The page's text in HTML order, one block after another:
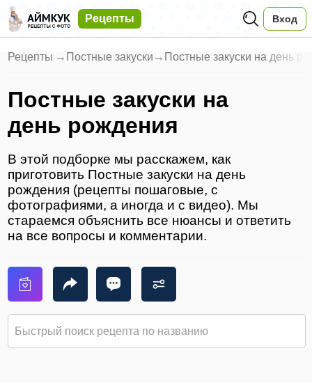
Рецепты Вход
Рецепты → Постные закуски → Постные закуски на день
Постные закуски на
день рождения
В этой подборке мы расскажем, как
приготовить Постные закуски на день
рождения (рецепты пошаговые, с
фотографиями, а иногда и с видео). Мы
стараемся объяснить все нюансы и ответить
на все вопросы и комментарии.